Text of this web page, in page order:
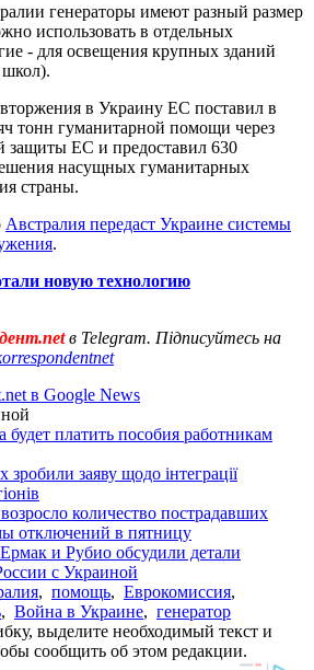
генераторы имеют разный размер
использовать в отдельных
- для освещения крупных зданий
в Украину ЕС поставил в
тонн гуманитарной помощи через
защиты ЕС и предоставил 630
насущных гуманитарных
страны.
Австралия передаст Украине системы
.
новую технологию
в Telegram. Підписуйтесь на
в Google News
платить пособия работникам
заяву щодо інтеграції
количество пострадавших
отключений в пятницу
и Рубио обсудили детали
с Украиной
, помощь, Еврокомиссия,
, Война в Украине, генератор
выделите необходимый текст и
сообщить об этом редакции.